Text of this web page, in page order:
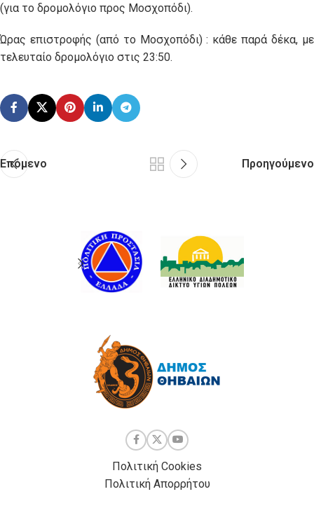
(για το δρομολόγιο προς Μοσχοπόδι).
Ώρας επιστροφής (από το Μοσχοπόδι) : κάθε παρά δέκα, με
τελευταίο δρομολόγιο στις 23:50.
Επόμενο Προηγούμενο
Πολιτική Cookies
Πολιτική Απορρήτου